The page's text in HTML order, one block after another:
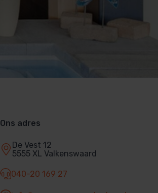
Ons adres
De Vest 12
5555 XL Valkenswaard
040-20 169 27